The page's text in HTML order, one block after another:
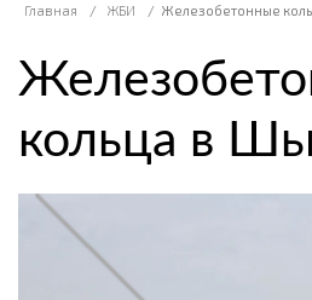
Главная / ЖБИ / Железобетонные
кольца в